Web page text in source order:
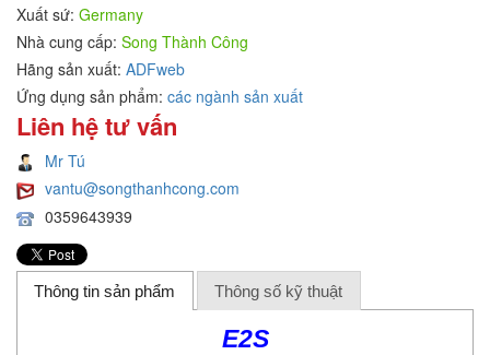
Xuất sứ: Germany
Nhà cung cấp: Song Thành Công
Hãng sản xuất: ADFweb
Ứng dụng sản phẩm: các ngành sản xuất
Liên hệ tư vấn
Mr Tú
vantu@songthanhcong.com
0359643939
Thông tin sản phẩm Thông số kỹ thuật
E2S